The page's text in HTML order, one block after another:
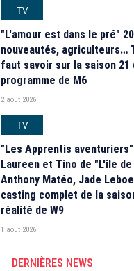
TV
"L'amour est dans le pré"
nouveautés, agriculteurs…
faut savoir sur la saison 21
programme de M6
2 août 2026
TV
"Les Apprentis aventuriers"
Laureen et Tino de "L'île
Anthony Matéo, Jade
casting complet de la
réalité de W9
1 août 2026
DERNIÈRES NEWS